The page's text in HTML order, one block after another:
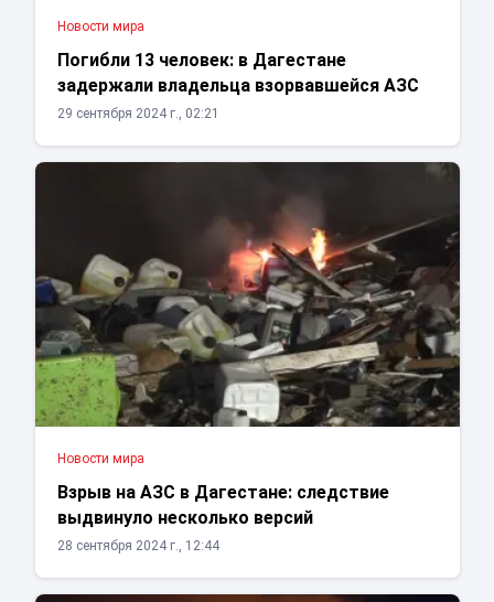
Новости мира
Погибли 13 человек: в Дагестане
задержали владельца взорвавшейся АЗС
29 сентября 2024 г., 02:21
Новости мира
Взрыв на АЗС в Дагестане: следствие
выдвинуло несколько версий
28 сентября 2024 г., 12:44